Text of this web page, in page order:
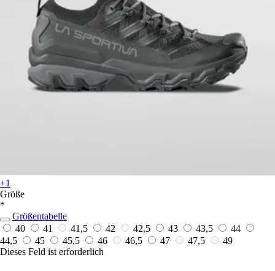
+1
Größe
*
Größentabelle
40
41 41,5 42 42,5 43 43,5
44
44,5
45 45,5 46 46,5 47 47,5
49
Dieses Feld ist erforderlich